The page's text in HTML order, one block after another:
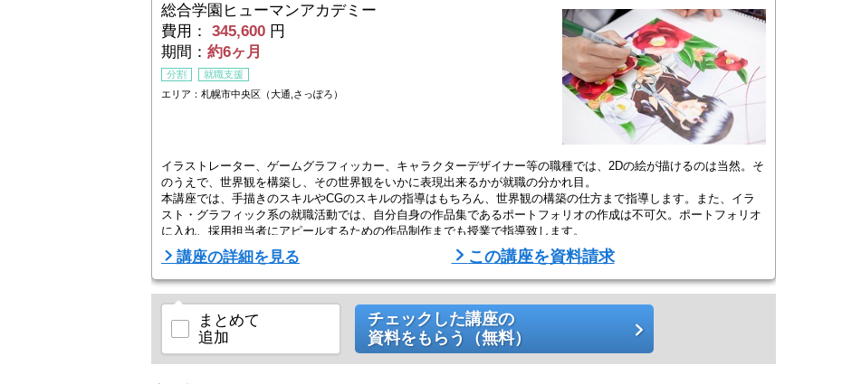
総合学園ヒューマンアカデミー
費用：
345,600 円
期間： 約6ヶ月
分割
就職支援
エリア：札幌市中央区（大通,さっぽろ）
イラストレーター、ゲームグラフィッカー、キャラクターデザイナー等の職種では、2Dの絵が描けるのは当然。そ
のうえで、世界観を構築し、その世界観をいかに表現出来るかが就職の分かれ目。
本講座では、手描きのスキルやCGのスキルの指導はもちろん、世界観の構築の仕方まで指導します。また、イラ
スト・グラフィック系の就職活動では、自分自身の作品集であるポートフォリオの作成は不可欠。ポートフォリオ
に入れ、採用担当者にアピールするための作品制作までも授業で指導致します。
講座の詳細を見る この講座を資料請求
まとめて
追加
チェックした講座の
資料をもらう（無料）